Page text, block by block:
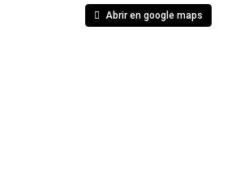
Abrir en google maps